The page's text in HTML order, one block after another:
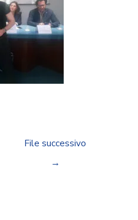
File successivo
→